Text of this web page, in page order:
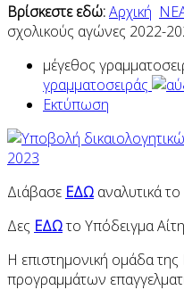
Βρίσκεστε εδώ:Αρχική
σχολικούς αγώνες 2022-
μέγεθος
γραμματοσειράς
Εκτύπωση
Διάβασε ΕΔΩ αναλυτικά
Δες ΕΔΩτο Υπόδειγμα
Η επιστημονική ομάδα
προγραμμάτων